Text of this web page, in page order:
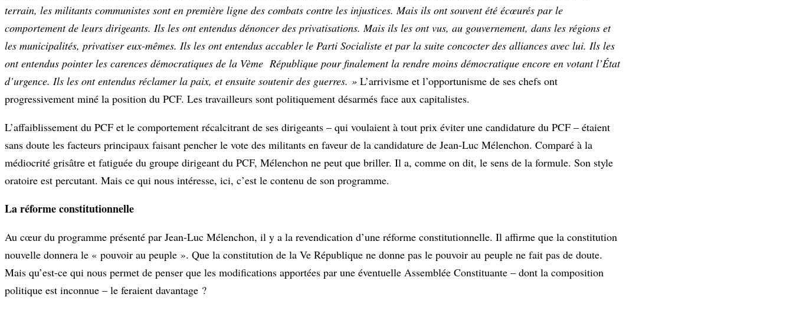
terrain, les militants communistes sont en première ligne des combats contre les injustices. Mais ils ont souvent été écœurés par le
comportement de leurs dirigeants. Ils les ont entendus dénoncer des privatisations. Mais ils les ont vus, au gouvernement, dans les régions et
les municipalités, privatiser eux-mêmes. Ils les ont entendus accabler le Parti Socialiste et par la suite concocter des alliances avec lui. Ils les
ont entendus pointer les carences démocratiques de la Vème République pour finalement la rendre moins démocratique encore en votant l’État
d’urgence. Ils les ont entendus réclamer la paix, et ensuite soutenir des guerres. » L’arrivisme et l’opportunisme de ses chefs ont
progressivement miné la position du PCF. Les travailleurs sont politiquement désarmés face aux capitalistes.
L’affaiblissement du PCF et le comportement récalcitrant de ses dirigeants – qui voulaient à tout prix éviter une candidature du PCF – étaient
sans doute les facteurs principaux faisant pencher le vote des militants en faveur de la candidature de Jean-Luc Mélenchon. Comparé à la
médiocrité grisâtre et fatiguée du groupe dirigeant du PCF, Mélenchon ne peut que briller. Il a, comme on dit, le sens de la formule. Son style
oratoire est percutant. Mais ce qui nous intéresse, ici, c’est le contenu de son programme.
La réforme constitutionnelle
Au cœur du programme présenté par Jean-Luc Mélenchon, il y a la revendication d’une réforme constitutionnelle. Il affirme que la constitution
nouvelle donnera le « pouvoir au peuple ». Que la constitution de la Ve République ne donne pas le pouvoir au peuple ne fait pas de doute.
Mais qu’est-ce qui nous permet de penser que les modifications apportées par une éventuelle Assemblée Constituante – dont la composition
politique est inconnue – le feraient davantage ?